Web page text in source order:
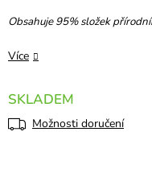
Obsahuje 95% složek
Více
SKLADEM
Možnosti doručení